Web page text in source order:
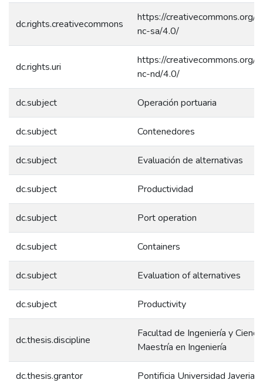
dc.rights.creativecommons
https://creativecommons.org/
nc-sa/4.0/
dc.rights.uri
https://creativecommons.org/
nc-nd/4.0/
dc.subject Operación portuaria
dc.subject Contenedores
dc.subject Evaluación de alternativas
dc.subject Productividad
dc.subject Port operation
dc.subject Containers
dc.subject Evaluation of alternatives
dc.subject Productivity
dc.thesis.discipline
Facultad de Ingeniería y
Maestría en Ingeniería
dc.thesis.grantor Pontificia Universidad